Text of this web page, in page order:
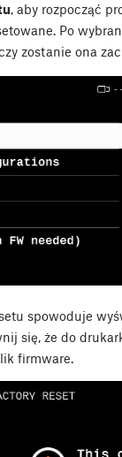
, aby rozpocząć
Po
zostanie ona
spowoduje
się, że do
firmware.